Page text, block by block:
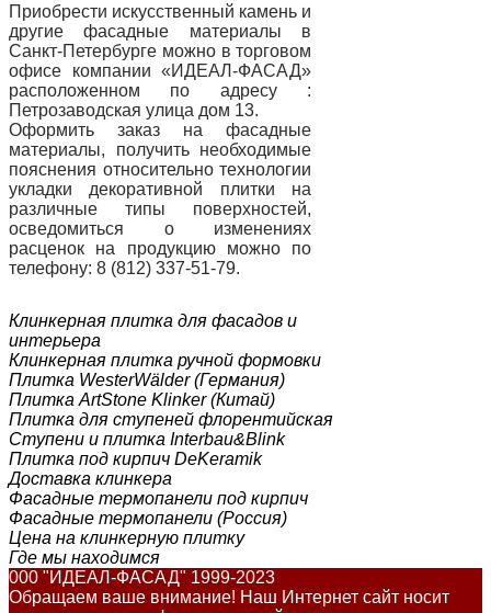
Приобрести искусственный камень и
другие фасадные материалы в
Санкт-Петербурге можно в торговом
офисе компании «ИДЕАЛ-ФАСАД»
расположенном по адресу :
Петрозаводская улица дом 13.
Оформить заказ на фасадные
материалы, получить необходимые
пояснения относительно технологии
укладки декоративной плитки на
различные типы поверхностей,
осведомиться о изменениях
расценок на продукцию можно по
телефону: 8 (812) 337-51-79.
Клинкерная плитка для фасадов и
интерьера
Клинкерная плитка ручной формовки
Плитка WesterWälder (Германия)
Плитка ArtStone Klinker (Китай)
Плитка для ступеней флорентийская
Ступени и плитка Interbau&Blink
Плитка под кирпич DeKeramik
Доставка клинкера
Фасадные термопанели под кирпич
Фасадные термопанели (Россия)
Цена на клинкерную плитку
Где мы находимся
000 "ИДЕАЛ-ФАСАД" 1999-2023
Обращаем ваше внимание! Наш Интернет сайт носит